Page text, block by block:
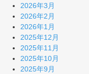
2026年3月
2026年2月
2026年1月
2025年12月
2025年11月
2025年10月
2025年9月